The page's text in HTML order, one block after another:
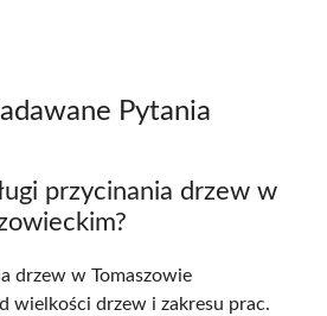
Pytania
przycinania drzew w
drzew w Tomaszowie
wielkości drzew i zakresu prac.